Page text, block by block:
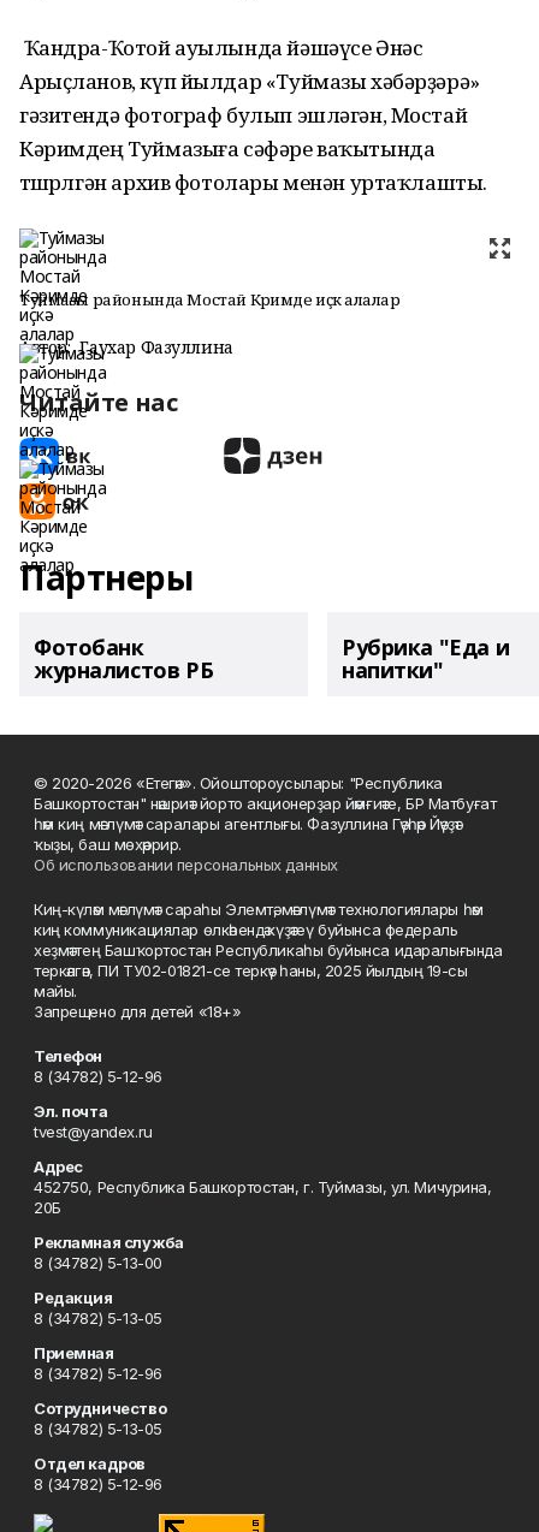
Ҡандра-Ҡотой ауылында йәшәүсе Әнәс
Арыҫланов, күп йылдар «Туймазы хәбәрҙәрә»
гәзитендә фотограф булып эшләгән, Мостай
Кәримдең Туймазыға сәфәре ваҡытында
төшөрөлгән архив фотолары менән уртаҡлашты.
Туймазы районында Мостай Кәримде иҫкә алалар
Автор: Гаухар Фазуллина
Читайте нас
Партнеры
Фотобанк
журналистов РБ
Рубрика "Еда и
напитки"
© 2020-2026 «Етегән». Ойоштороусылары: "Республика
Башкортостан" нәшриәт йорто акционерҙар йәмғиәте, БР Матбуғат
һәм киң мәғлүмәт саралары агентлығы. Фазуллина Гәүһәр Йәүҙәт
ҡыҙы, баш мөхәррир.
Об использовании персональных данных
Киң-күләм мәғлүмәт сараһы Элемтә, мәғлүмәт технологиялары һәм
киң коммуникациялар өлкәһендә күҙәтеү буйынса федераль
хеҙмәттең Башҡортостан Республикаһы буйынса идаралығында
теркәлгән, ПИ ТУ02-01821-се теркәү һаны, 2025 йылдың 19-сы
майы.
Запрещено для детей «18+»
Телефон
8 (34782) 5-12-96
Эл. почта
tvest@yandex.ru
Адрес
452750, Республика Башкортостан, г. Туймазы, ул. Мичурина,
20Б
Рекламная служба
8 (34782) 5-13-00
Редакция
8 (34782) 5-13-05
Приемная
8 (34782) 5-12-96
Сотрудничество
8 (34782) 5-13-05
Отдел кадров
8 (34782) 5-12-96